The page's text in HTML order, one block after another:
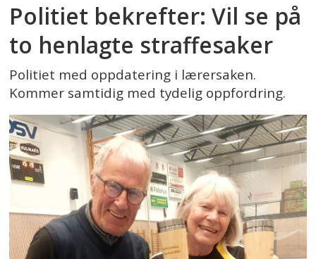
Politiet bekrefter: Vil se på
to henlagte straffesaker
Politiet med oppdatering i lærersaken.
Kommer samtidig med tydelig oppfordring.